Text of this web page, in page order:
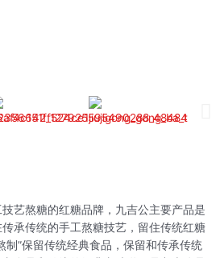
艺熬糖的红糖品牌，九吉公主要产品是
承传统的手工熬糖技艺，留住传统红糖
制”保留传统经典食品，保留和传承传统